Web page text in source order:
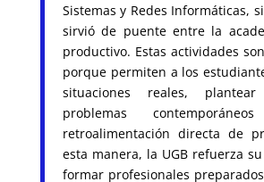
Sistemas y Redes Informáticas,
sirvió de puente entre la
productivo. Estas actividades
porque permiten a los
situaciones reales,
problemas
retroalimentación directa de
esta manera, la UGB refuerza
formar profesionales